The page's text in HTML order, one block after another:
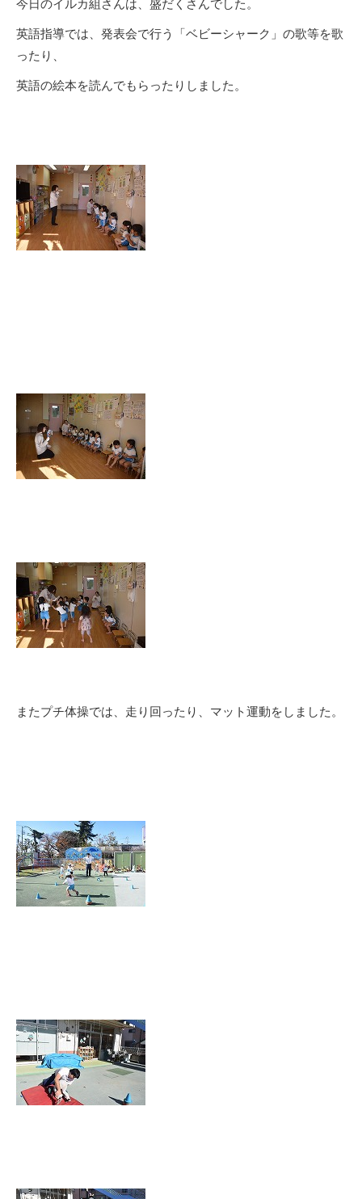
今日のイルカ組さんは、盛だくさんでした。
英語指導では、発表会で行う「ベビーシャーク」の歌等を歌
ったり、
英語の絵本を読んでもらったりしました。
またプチ体操では、走り回ったり、マット運動をしました。